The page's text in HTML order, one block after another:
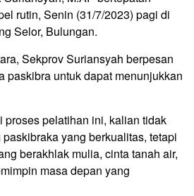
rutin, Senin (31/7/2023) pagi di
Selor, Bulungan.
Sekprov Suriansyah berpesan
paskibra untuk dapat menunjukkan
proses pelatihan ini, kalian tidak
yang berkualitas, tetapi
berakhlak mulia, cinta tanah air,
masa depan yang